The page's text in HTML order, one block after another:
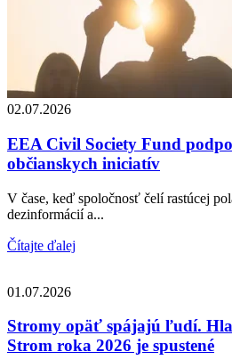
02.07.2026
EEA Civil Society Fund
občianskych iniciatív
V čase, keď spoločnosť čelí rastúcej
dezinformácií a...
Čítajte ďalej
01.07.2026
Stromy opäť spájajú ľudí.
Strom roka 2026 je spustené